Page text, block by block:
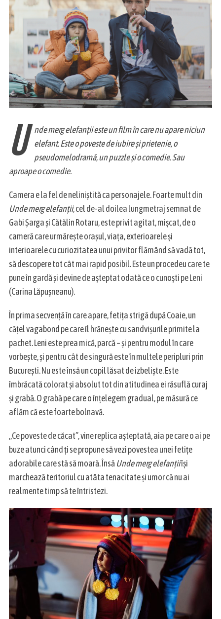
U
nde merg elefanţii este un film în care nu apare niciun
elefant. Este o poveste de iubire și prietenie, o
pseudomelodramă, un puzzle și o comedie. Sau
aproape o comedie.
Camera e la fel de neliniștită ca personajele. Foarte mult din
Unde merg elefanții,cel de-al doilea lungmetraj semnat de
Gabi Șarga și Cătălin Rotaru, este privit agitat, mișcat, de o
cameră care urmărește orașul, viața, exterioarele și
interioarele cu curiozitatea unui privitor flămând să vadă tot,
să descopere tot cât mai rapid posibil. Este un procedeu care te
pune în gardă și devine de așteptat odată ce o cunoști pe Leni
(Carina Lăpușneanu).
În prima secvență în care apare, fetița strigă după Coaie, un
cățel vagabond pe care îl hrănește cu sandvișurile primite la
pachet. Leni este prea mică, parcă – și pentru modul în care
vorbește, și pentru cât de singură este în multele peripluri prin
București. Nu este însă un copil lăsat de izbeliște. Este
îmbrăcată colorat și absolut tot din atitudinea ei răsuflă curaj
și grabă. O grabă pe care o înțelegem gradual, pe măsură ce
aflăm că este foarte bolnavă.
„Ce poveste de căcat”, vine replica așteptată, aia pe care o ai pe
buze atunci când ți se propune să vezi povestea unei fetițe
adorabile care stă să moară. Însă Unde merg elefanțiiîși
marchează teritoriul cu atâta tenacitate și umor că nu ai
realmente timp să te întristezi.
S
e
r
c
f
o
r